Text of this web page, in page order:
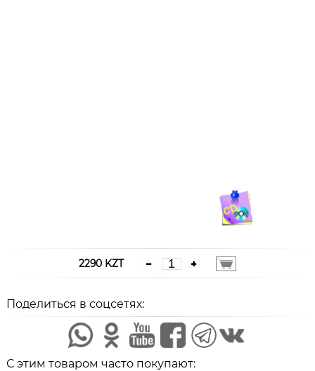
2290 KZT
Поделиться в соцсетях:
С этим товаром часто покупают: